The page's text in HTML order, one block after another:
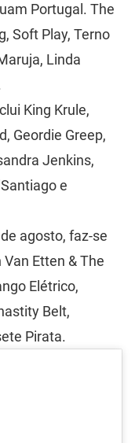
Portugal. The
Soft Play, Terno
Linda
King Krule,
Geordie Greep,
Jenkins,
e
agosto, faz-se
Etten & The
Elétrico,
Belt,
Pirata.